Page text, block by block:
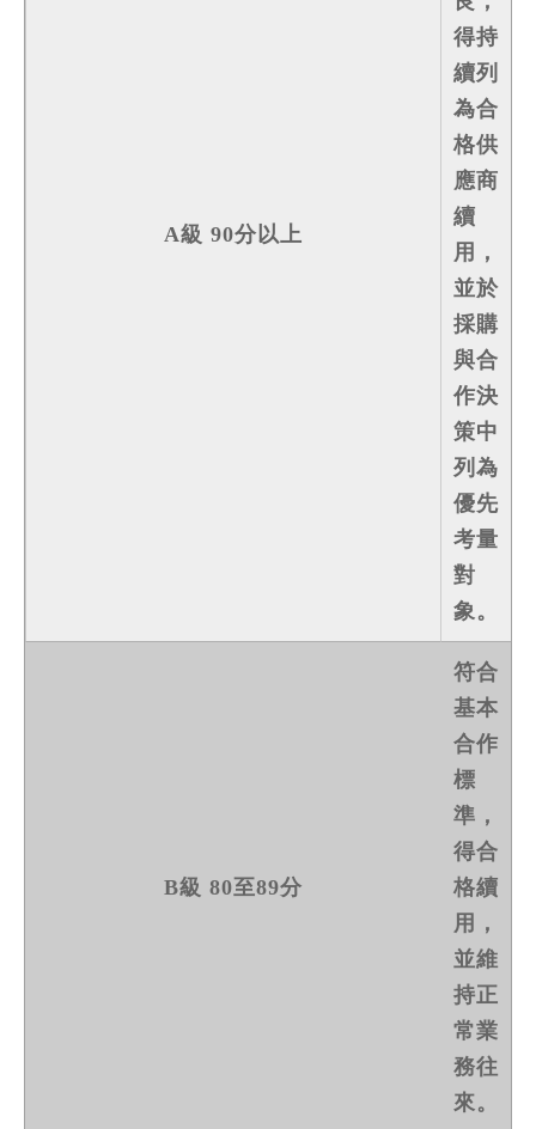
A級 90分以上
得持
續列
為合
格供
應商
續
用，
並於
採購
與合
作決
策中
列為
優先
考量
對
象。
B級 80至89分
符合
基本
合作
標
準，
得合
格續
用，
並維
持正
常業
務往
來。